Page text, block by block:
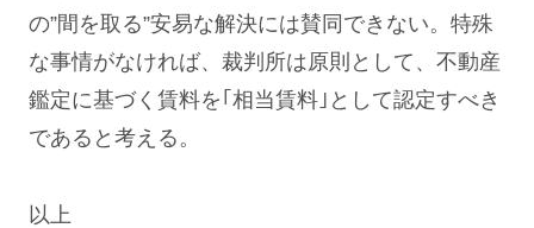
の”間を取る”安易な解決には賛同できない。特殊
な事情がなければ、裁判所は原則として、不動産
鑑定に基づく賃料を｢相当賃料｣として認定すべき
であると考える。
以上